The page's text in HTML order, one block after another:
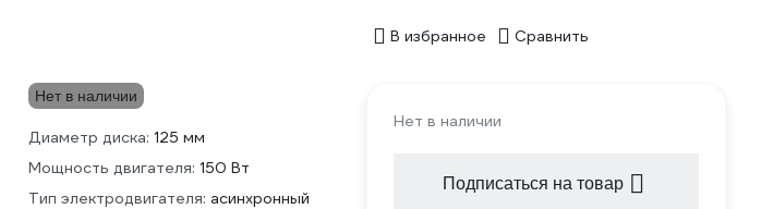
В избранное Сравнить
Нет в наличии
Диаметр диска: 125 мм
Мощность двигателя: 150 Вт
Тип электродвигателя: асинхронный
Нет в наличии
Подписаться на товар